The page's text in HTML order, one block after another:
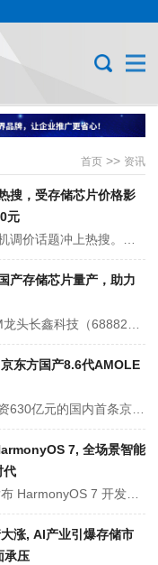
首页 >> 资讯
搜，受存储芯片价格影
元
8 月 2 日，小米多款手机调价话题冲上热搜。小米商城调整小米 17、REDMI K90、Turbo 5 等主力机型售价，涨幅 300 至 500 元，为年内第三轮调价。本轮调价主要受全球存储芯片价格大涨影响，AI 算力需求挤压消费级存储产能，终端硬件成本持续攀升。临近新机型发布选择涨价，引发大量网友热议。
产存储芯片量产，助力
7 月 27 日，国产DRAM龙头长鑫科技（688825）登陆科创板。本次 IPO 超额配售选择权行使前募资 579.19 亿元，资金用于存储产线升级与技术研发，旗下长鑫存储是国内唯一可大规模量产运行内存芯片的企业。现阶段全球存储芯片价格持续上行，加剧消费电子成本压力。
东方国产8.6代AMOLE
2026年6月17日，总投资630亿元的国内首条京东方8.6代AMOLED生产线在成都正式量产。该项目填补了国内中尺寸柔性显示产业空白，采用全球领先的双技术工艺，大幅降低屏幕功耗并延长使用寿命。它的投产打破了海外高端垄断，将加速AI PC等终端的OLED普及，推动我国柔性显示产业迈入新阶段。
7, 全场景智能
代
华为 HDC 2026 正式发布 HarmonyOS 7 开发者 Beta 版，标志着鸿蒙正式迈入 Agent 时代。该系统全面升级智能体架构与空间计算，AI 助手“小艺”进化为私人助理，并首创六大 AI 防诈能力。目前鸿蒙终端设备已突破 6600 万台，正式版计划于 2026 年秋季向消费者开放。
涨, AI产业引爆存储市
承压